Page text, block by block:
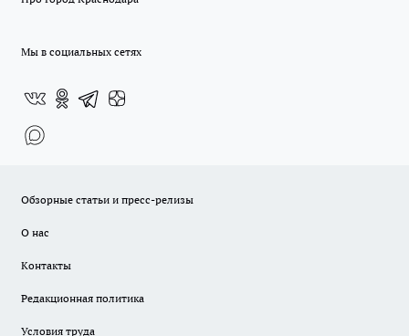
Мы в социальных сетях
Обзорные статьи и пресс-релизы
О нас
Контакты
Редакционная политика
Условия труда